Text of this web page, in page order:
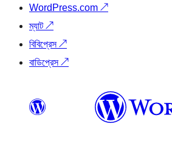
WordPress.com ↗
ম্যাট↗
বিবিপ্রেস↗
বাডিপ্রেস↗